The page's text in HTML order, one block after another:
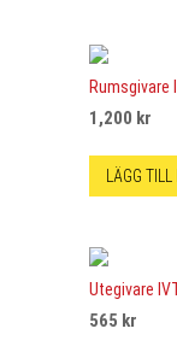
Rumsgivare
1,200 kr
LÄGG
Utegivare
565 kr